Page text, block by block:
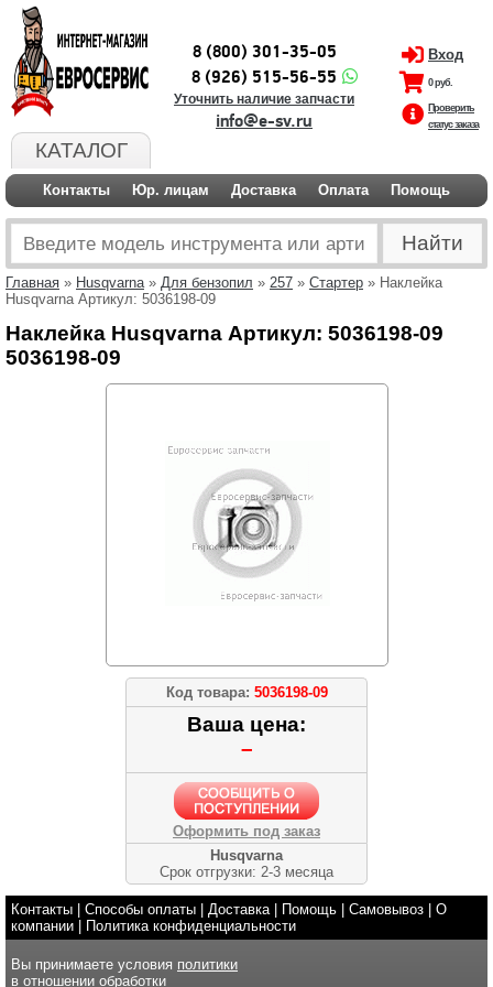
КАТАЛОГ
8 (800) 301-35-05
8 (926) 515-56-55
Уточнить наличие запчасти
info@e-sv.ru
Вход
0 руб.
Проверить
статус заказа
Контакты Юр. лицам Доставка Оплата Помощь
Главная » Husqvarna» Для бензопил » 257 » Стартер » Наклейка
Husqvarna Артикул: 5036198-09
Наклейка Husqvarna Артикул: 5036198-09
5036198-09
Код товара: 5036198-09
Ваша цена:
–
Оформить под заказ
Husqvarna
Срок отгрузки: 2-3 месяца
Контакты Способы оплаты Доставка| Помощь Самовывоз
О
компании
Политика конфиденциальности
Вы принимаете условия политики
в отношении обработки